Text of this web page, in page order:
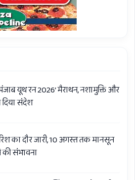
यूथ रन 2026’ मैराथन, नशामुक्ति और
संदेश
का दौर जारी, 10 अगस्त तक मानसून
की संभावना